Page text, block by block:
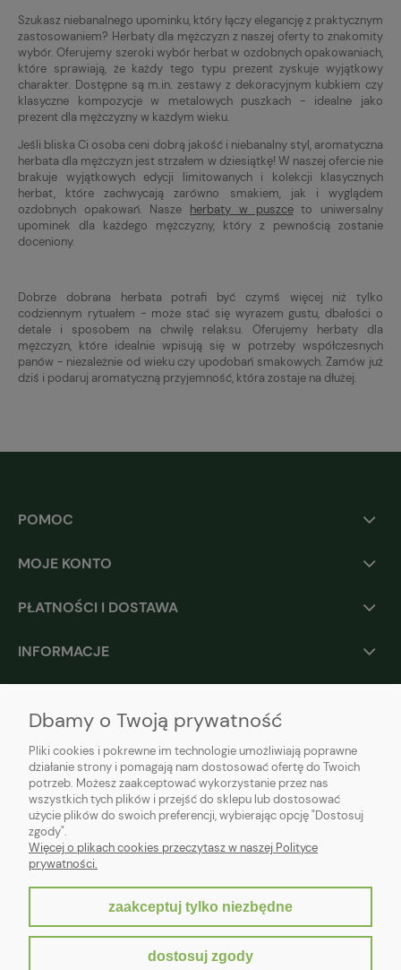
Szukasz niebanalnego upominku, który łączy elegancję z praktycznym
zastosowaniem? Herbaty dla mężczyzn z naszej oferty to znakomity
wybór. Oferujemy szeroki wybór herbat w ozdobnych opakowaniach,
które sprawiają, że każdy tego typu prezent zyskuje wyjątkowy
charakter. Dostępne są m.in. zestawy z dekoracyjnym kubkiem czy
klasyczne kompozycje w metalowych puszkach - idealne jako
prezent dla mężczyzny w każdym wieku.
Jeśli bliska Ci osoba ceni dobrą jakość i niebanalny styl, aromatyczna
herbata dla mężczyzn jest strzałem w dziesiątkę! W naszej ofercie nie
brakuje wyjątkowych edycji limitowanych i kolekcji klasycznych
herbat, które zachwycają zarówno smakiem, jak i wyglądem
ozdobnych opakowań. Nasze herbaty w puszceto uniwersalny
upominek dla każdego mężczyzny, który z pewnością zostanie
doceniony.
Dobrze dobrana herbata potrafi być czymś więcej niż tylko
codziennym rytuałem - może stać się wyrazem gustu, dbałości o
detale i sposobem na chwilę relaksu. Oferujemy herbaty dla
mężczyzn, które idealnie wpisują się w potrzeby współczesnych
panów - niezależnie od wieku czy upodobań smakowych. Zamów już
dziś i podaruj aromatyczną przyjemność, która zostaje na dłużej.
POMOC
MOJE KONTO
PŁATNOŚCI I DOSTAWA
INFORMACJE
Dbamy o Twoją prywatność
Pliki cookies i pokrewne im technologie umożliwiają poprawne
działanie strony i pomagają nam dostosować ofertę do Twoich
potrzeb. Możesz zaakceptować wykorzystanie przez nas
wszystkich tych plików i przejść do sklepu lub dostosować
użycie plików do swoich preferencji, wybierając opcję "Dostosuj
zgody".
Więcej o plikach cookies przeczytasz w naszej Polityce
prywatności.
zaakceptuj tylko niezbędne
dostosuj zgody